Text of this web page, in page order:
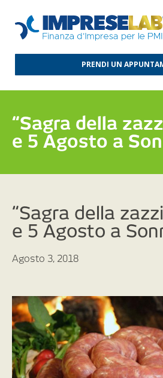
PRENDI UN
“Sagra della
e 5 Agosto a
“Sagra della
e 5 Agosto a
Agosto 3, 2018